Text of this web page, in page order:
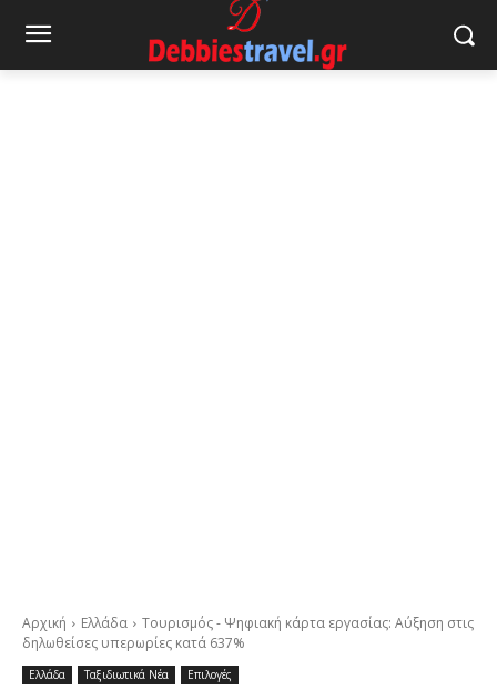
Αρχική Ελλάδα
Τουρισμός - Ψηφιακή κάρτα εργασίας: Αύξηση στις
δηλωθείσες υπερωρίες κατά 637%
Ελλάδα Ταξιδιωτικά Νέα Επιλογές